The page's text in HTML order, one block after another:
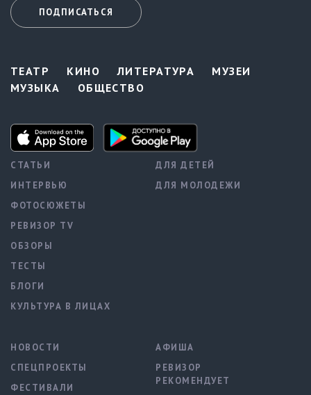
ПОДПИСАТЬСЯ
ТЕАТР КИНО ЛИТЕРАТУРА
МУЗЕИ
МУЗЫКА
ОБЩЕСТВО
СТАТЬИ
ИНТЕРВЬЮ
ФОТОСЮЖЕТЫ
РЕВИЗОР TV
ОБЗОРЫ
ТЕСТЫ
БЛОГИ
КУЛЬТУРА В ЛИЦАХ
ДЛЯ ДЕТЕЙ
ДЛЯ МОЛОДЕЖИ
НОВОСТИ
СПЕЦПРОЕКТЫ
ФЕСТИВАЛИ
АФИША
РЕВИЗОР
РЕКОМЕНДУЕТ